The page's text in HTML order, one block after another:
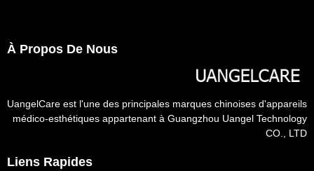
À Propos De Nous
UangelCare est l'une des principales marques chinoises d'appareils
médico-esthétiques appartenant à Guangzhou Uangel Technology
CO., LTD
Liens Rapides